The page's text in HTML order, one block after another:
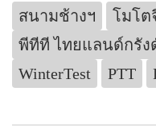
สนามช้างฯ
โมโต
พีทีที ไทยแลนด์กรัง
WinterTest
PTT